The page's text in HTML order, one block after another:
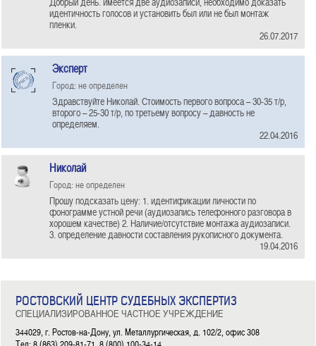
идентичность голосов и установить был или не был монтаж
пленки.
26.07.2017
Эксперт
Город: не определен
Здравствуйте Николай. Стоимость первого вопроса – 30-35 т/р,
второго – 25-30 т/р, по третьему вопросу – давность не
определяем.
22.04.2016
Николай
Город: не определен
Прошу подсказать цену: 1. идентификации личности по
фонограмме устной речи (аудиозапись телефонного разговора в
хорошем качестве) 2. Наличие/отсутствие монтажа аудиозаписи.
3. определение давности составления рукописного документа.
19.04.2016
РОСТОВСКИЙ ЦЕНТР СУДЕБНЫХ ЭКСПЕРТИЗ
СПЕЦИАЛИЗИРОВАННОЕ ЧАСТНОЕ УЧРЕЖДЕНИЕ
344029, г. Ростов-на-Дону, ул. Металлургическая, д. 102/2, офис 308